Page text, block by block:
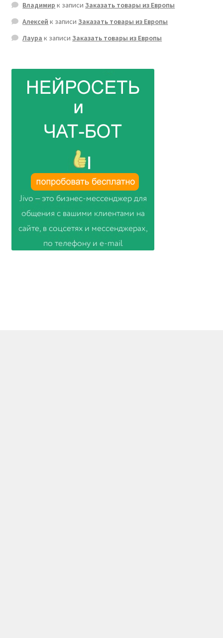
Владимир к записиЗаказать товары из Европы
Алексей к записиЗаказать товары из Европы
Лаура к записиЗаказать товары из Европы